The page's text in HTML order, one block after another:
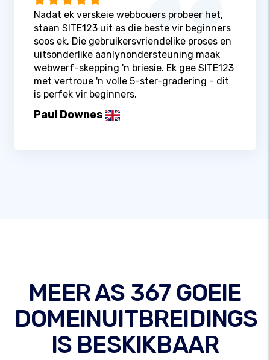
Nadat ek verskeie webbouers probeer het,
staan ​​SITE123 uit as die beste vir beginners
soos ek. Die gebruikersvriendelike proses en
uitsonderlike aanlynondersteuning maak
webwerf-skepping 'n briesie. Ek gee SITE123
met vertroue 'n volle 5-ster-gradering - dit
is perfek vir beginners.
Paul Downes
MEER AS 367 GOEIE
DOMEINUITBREIDINGS
IS BESKIKBAAR